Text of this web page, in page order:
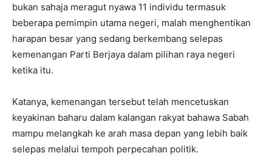
bukan sahaja meragut nyawa 11 individu termasuk
beberapa pemimpin utama negeri, malah menghentikan
harapan besar yang sedang berkembang selepas
kemenangan Parti Berjaya dalam pilihan raya negeri
ketika itu.
Katanya, kemenangan tersebut telah mencetuskan
keyakinan baharu dalam kalangan rakyat bahawa Sabah
mampu melangkah ke arah masa depan yang lebih baik
selepas melalui tempoh perpecahan politik.